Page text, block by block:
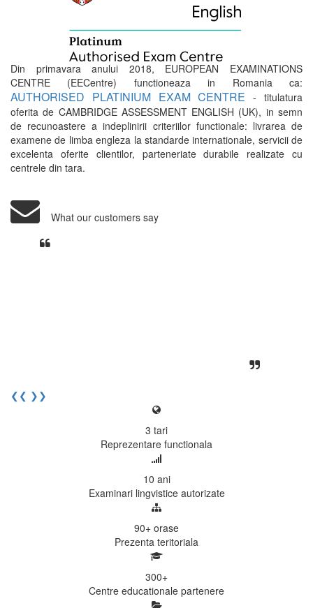
Din primavara anului 2018, EUROPEAN EXAMINATIONS
CENTRE (EECentre) functioneaza in Romania ca:
AUTHORISED PLATINIUM EXAM CENTRE - titulatura
oferita de CAMBRIDGE ASSESSMENT ENGLISH (UK), in semn
de recunoastere a indeplinirii criteriilor functionale: livrarea de
examene de limba engleza la standarde internationale, servicii de
excelenta oferite clientilor, parteneriate durabile realizate cu
centrele din tara.
What our customers say
❮❮ ❯❯
3 tari
Reprezentare functionala
10 ani
Examinari lingvistice autorizate
90+ orase
Prezenta teritoriala
300+
Centre educationale partenere